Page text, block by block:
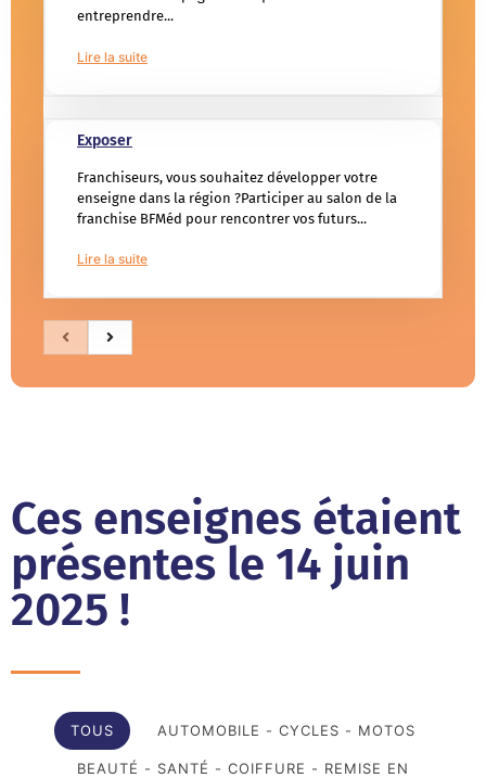
entreprendre...
Lire la suite
Exposer
Franchiseurs, vous souhaitez développer votre
enseigne dans la région ?Participer au salon de la
franchise BFMéd pour rencontrer vos futurs...
Lire la suite
Ces enseignes étaient
présentes le 14 juin
2025 !
TOUS AUTOMOBILE - CYCLES - MOTOS
BEAUTÉ - SANTÉ - COIFFURE - REMISE EN